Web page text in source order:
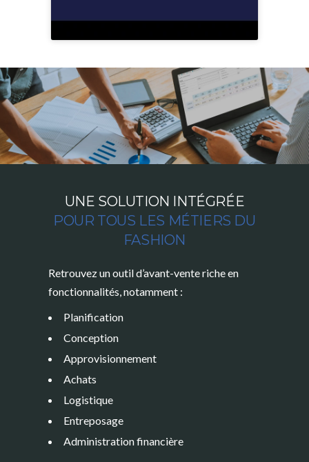
UNE SOLUTION INTÉGRÉE
POUR TOUS LES MÉTIERS DU
FASHION
Retrouvez un outil d’avant-vente riche en
fonctionnalités, notamment :
Planification
Conception
Approvisionnement
Achats
Logistique
Entreposage
Administration financière